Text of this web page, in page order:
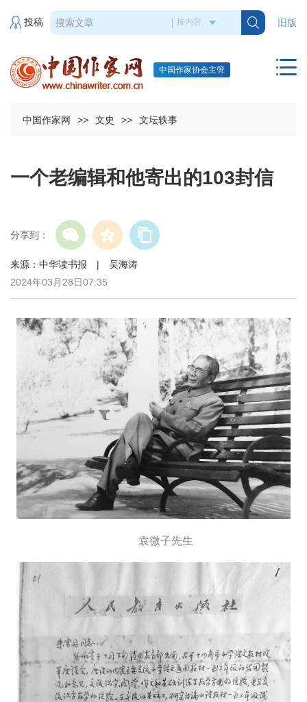
旧版
投稿
中国作家协会主管
中国作家网 >> 文史 >> 文坛轶事
一个老编辑和他寄出的103封信
分享到：
来源：中华读书报 | 吴海涛
2024年03月28日07:35
袁微子先生